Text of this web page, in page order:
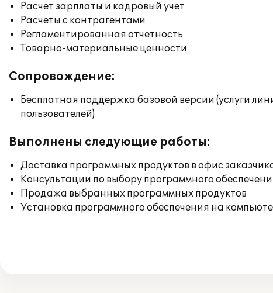
Расчет зарплаты и кадровый учет
Расчеты с контрагентами
Регламентированная отчетность
Товарно-материальные ценности
Сопровождение:
Бесплатная поддержка базовой версии (услуги
пользователей)
Выполнены следующие работы:
Доставка программных продуктов в офис
Консультации по выбору программного
Продажа выбранных программных продуктов
Установка программного обеспечения на